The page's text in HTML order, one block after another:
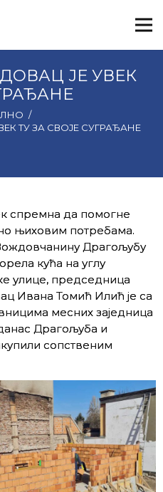
ЈЕ УВЕК
/
ТУ ЗА СВОЈЕ СУГРАЂАНЕ
спремна да помогне
њиховим потребама.
Драгољубу
кућа на углу
улице, председница
Ивана Томић Илић је са
месних заједница
Драгољуба и
сопственим